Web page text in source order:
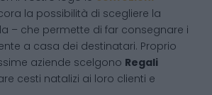
la possibilità di scegliere la
– che permette di far consegnare i
a casa dei destinatari. Proprio
aziende scelgono Regali
cesti natalizi ai loro clienti e